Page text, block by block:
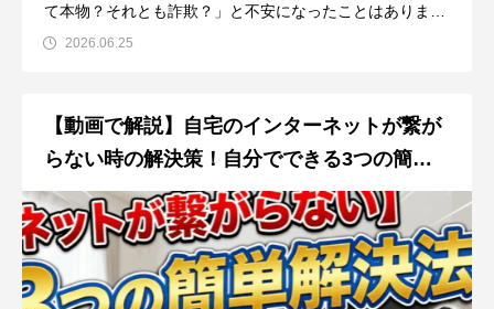
て本物？それとも詐欺？」と不安になったことはありませ
んか？「差出人がAmazonになっているから大丈夫だろ
立つのが、メール
2026.06.25
【動画で解説】自宅のインターネットが繋が
らない時の解決策！自分でできる3つの簡単
ステップ